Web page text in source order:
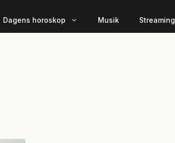
Dagens horoskop Musik Streaming